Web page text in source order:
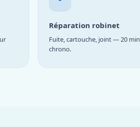
Réparation robinet
Fuite, cartouche, joint — 20 min
chrono.